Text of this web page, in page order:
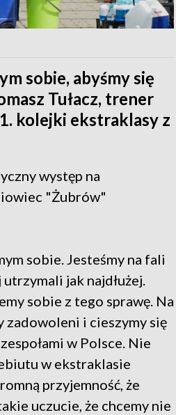
sobie, abyśmy się
Tułacz, trener
kolejki ekstraklasy z
występ na
"Żubrów"
sobie. Jesteśmy na fali
jak najdłużej.
sobie z tego sprawę. Na
zadowoleni i cieszymy się
w Polsce. Nie
w ekstraklasie
przyjemność, że
uczucie, że chcemy nie